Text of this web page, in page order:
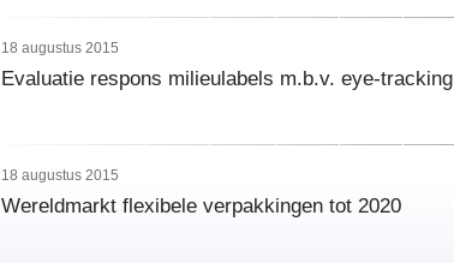
18 augustus 2015
Evaluatie respons milieulabels m.b.v. eye-tracking
18 augustus 2015
Wereldmarkt flexibele verpakkingen tot 2020